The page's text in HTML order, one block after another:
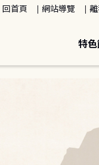
回首頁 網站導覽
特